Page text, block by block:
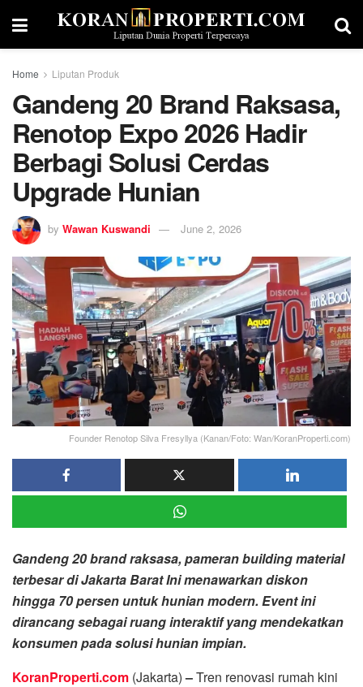
Home Liputan Produk
Gandeng 20 Brand Raksasa,
Renotop Expo 2026 Hadir
Berbagi Solusi Cerdas
Upgrade Hunian
by Wawan Kuswandi June 2, 2026
Founder Renotop Silva Fresyllya (Kanan/Foto: Wan/KoranProperti.com)
Gandeng 20 brand raksasa, pameran building material
terbesar di Jakarta Barat Ini menawarkan diskon
hingga 70 persen untuk hunian modern. Event ini
dirancang sebagai ruang interaktif yang mendekatkan
konsumen pada solusi hunian impian.
KoranProperti.com (Jakarta)–Tren renovasi rumah kini